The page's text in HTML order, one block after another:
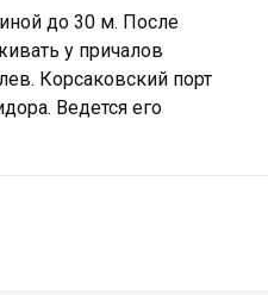
до 30 м. После
у причалов
Корсаковский порт
Ведется его